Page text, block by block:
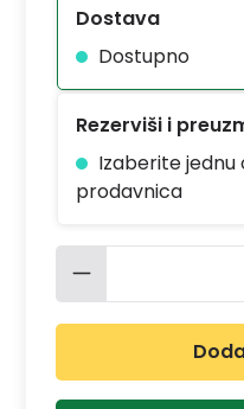
Dostava
Dostupno
Rezerviši i
Izaberite jednu
prodavnica
Količina